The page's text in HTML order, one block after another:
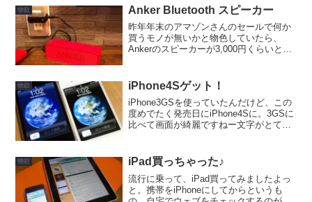
ぱなしにしてるので、今まで使ってた
1GBでは容量が...
物欲 Anker Bluetooth スピーカー
昨年年末のアマゾンさんのセールで何か
買うモノが無いかと物色していたら、
Ankerのスピーカーが3,000円くらいと安
性は良いんですけどね、音がちょいと、
物欲 iPhone4Sゲット！
iPhone3GSを使っていたんだけど、この
度めでたく発売日にiPhone4Sに。3GSに
比べて画面が綺麗ですねー文字がとても
iPhone4から採用されている処理のおかげ
物欲 iPad買っちゃった♪
流行に乗って、iPad買ってみましたよっ
と。携帯をiPhoneにしてからというも